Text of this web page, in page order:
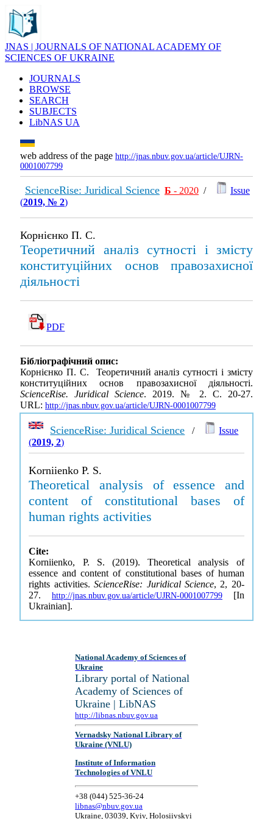
JNAS | JOURNALS OF NATIONAL ACADEMY OF
SCIENCES OF UKRAINE
JOURNALS
BROWSE
SEARCH
SUBJECTS
LibNAS UA
web address of the page http://jnas.nbuv.gov.ua/article/UJRN-
0001007799
ScienceRise: Juridical Science Б - 2020 /
Issue
(2019, № 2)
Корнієнко П. С.
Теоретичний аналіз сутності і змісту
конституційних основ правозахисної
діяльності
PDF
Бібліографічний опис:
Корнієнко П. С. Теоретичний аналіз сутності і змісту
конституційних основ правозахисної діяльності.
ScienceRise. Juridical Science. 2019. № 2. С. 20-27.
URL: http://jnas.nbuv.gov.ua/article/UJRN-0001007799
ScienceRise: Juridical Science /
Issue
(2019, 2)
Korniienko P. S.
Theoretical analysis of essence and
content of constitutional bases of
human rights activities
Cite:
Korniienko, P. S. (2019). Theoretical analysis of
essence and content of constitutional bases of human
rights activities.ScienceRise: Juridical Science, 2, 20-
27. http://jnas.nbuv.gov.ua/article/UJRN-0001007799 [In
Ukrainian].
National Academy of Sciences of
Ukraine
Library portal of National
Academy of Sciences of
Ukraine | LibNAS
http://libnas.nbuv.gov.ua
Vernadsky National Library of
Ukraine (VNLU)
Institute of Information
Technologies of VNLU
+38 (044) 525-36-24
libnas@nbuv.gov.ua
Ukraine, 03039, Kyiv, Holosiivskyi